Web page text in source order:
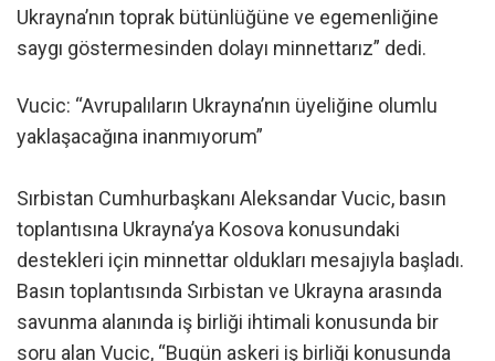
Ukrayna’nın toprak bütünlüğüne ve egemenliğine
saygı göstermesinden dolayı minnettarız” dedi.
Vucic: “Avrupalıların Ukrayna’nın üyeliğine olumlu
yaklaşacağına inanmıyorum”
Sırbistan Cumhurbaşkanı Aleksandar Vucic, basın
toplantısına Ukrayna’ya Kosova konusundaki
destekleri için minnettar oldukları mesajıyla başladı.
Basın toplantısında Sırbistan ve Ukrayna arasında
savunma alanında iş birliği ihtimali konusunda bir
soru alan Vucic, “Bugün askeri iş birliği konusunda